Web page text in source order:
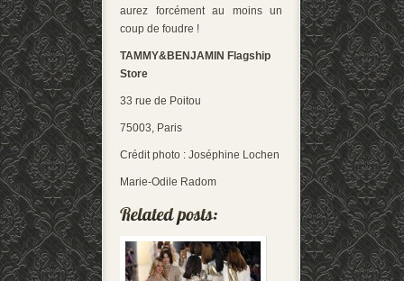
aurez forcément au moins un
coup de foudre !
TAMMY&BENJAMIN Flagship
Store
33 rue de Poitou
75003, Paris
Crédit photo : Joséphine Lochen
Marie-Odile Radom